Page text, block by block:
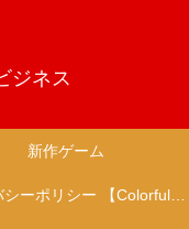
ジネス
新作ゲーム
プライバシーポリシー 【Colorful Creation】